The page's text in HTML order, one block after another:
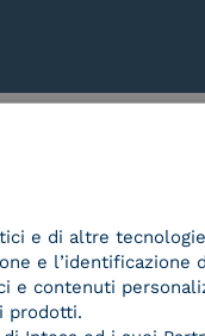
e di altre
e l’identificazione
e contenuti
prodotti.